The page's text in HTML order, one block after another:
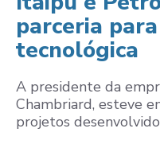
parceria
tecnológica
A presidente da
Chambriard, esteve
projetos